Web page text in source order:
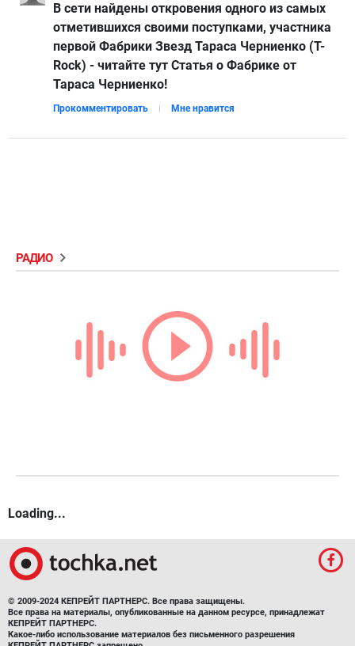
В сети найдены откровения одного из самых
отметившихся своими поступками, участника
первой Фабрики Звезд Тараса Черниенко (T-
Rock) - читайте тут Статья о Фабрике от
Тараса Черниенко!
Прокомментировать Мне нравится
РАДИО
Loading...
© 2009-2024 КЕПРЕЙТ ПАРТНЕРС. Все права защищены.
Все права на материалы, опубликованные на данном ресурсе, принадлежат
КЕПРЕЙТ ПАРТНЕРС.
Какое-либо использование материалов без письменного разрешения